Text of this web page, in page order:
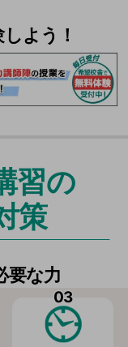
よう！
習の
策
要な力
03